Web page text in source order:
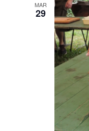
MAR
29